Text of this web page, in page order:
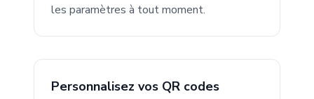
les paramètres à tout moment.
Personnalisez vos QR codes